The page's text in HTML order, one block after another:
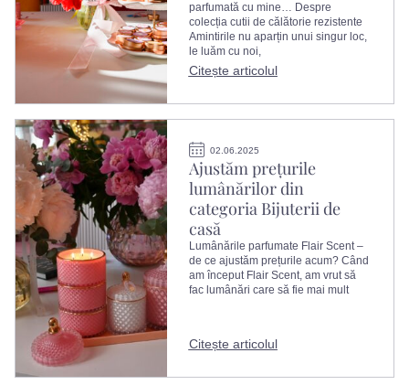
parfumată cu mine… Despre
colecția cutii de călătorie rezistente
Amintirile nu aparțin unui singur loc,
le luăm cu noi,
Citește articolul
02.06.2025
Ajustăm prețurile
lumânărilor din
categoria Bijuterii de
casă
Lumânările parfumate Flair Scent –
de ce ajustăm prețurile acum? Când
am început Flair Scent, am vrut să
fac lumânări care să fie mai mult
Citește articolul